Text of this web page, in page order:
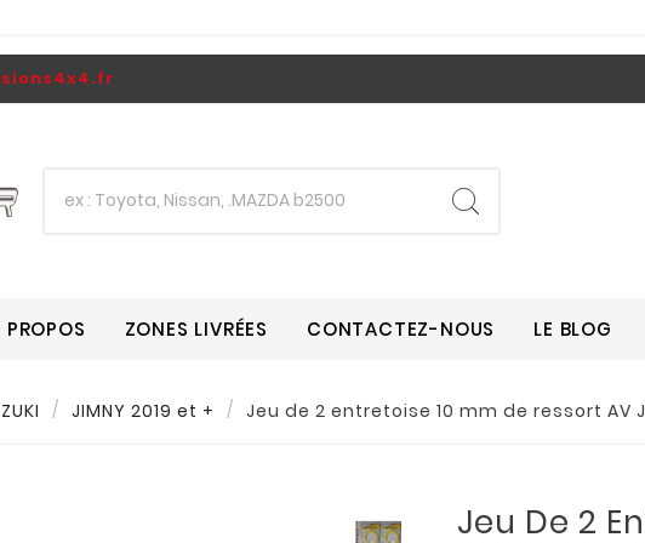
PROPOS ZONES LIVRÉES CONTACTEZ-NOUS LE BLOG
JIMNY 2019 et + Jeu de 2 entretoise 10 mm de ressort AV
Jeu De 2